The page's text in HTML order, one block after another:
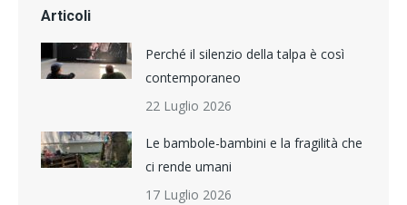
Articoli
Perché il silenzio della talpa è così
contemporaneo
22 Luglio 2026
Le bambole-bambini e la fragilità che
ci rende umani
17 Luglio 2026